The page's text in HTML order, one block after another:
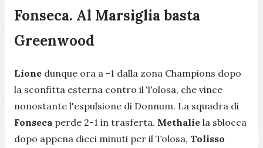
Fonseca. Al Marsiglia basta
Greenwood
Lione dunque ora a -1 dalla zona Champions dopo
la sconfitta esterna contro il Tolosa, che vince
nonostante l'espulsione di Donnum. La squadra di
Fonseca perde 2-1 in trasferta. Methalie la sblocca
dopo appena dieci minuti per il Tolosa, Tolisso